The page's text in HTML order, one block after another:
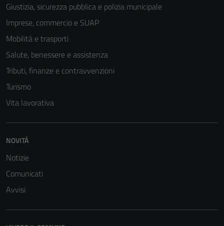
Giustizia, sicurezza pubblica e polizia municipale
Imprese, commercio e SUAP
Mobilità e trasporti
Salute, benessere e assistenza
Tributi, finanze e contravvenzioni
Turismo
Vita lavorativa
NOVITÀ
Notizie
Comunicati
Avvisi